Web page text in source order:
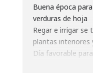
Buena época
verduras de hoja
Regar e irrigar
plantas interiores
Día favorable